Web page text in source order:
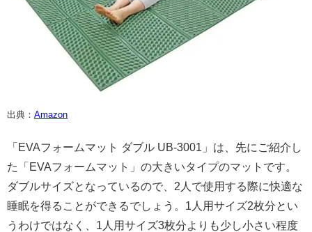
出典： Amazon
「EVAフォームマット ダブル UB-3001」は、先にご紹介し
た「EVAフォームマット」の大きいタイプのマットです。
ダブルサイズとなっているので、2人で使用する際に快適な
睡眠を得ることができるでしょう。1人用サイズ2枚分とい
うわけではなく、1人用サイズ3枚分よりも少し小さい程度